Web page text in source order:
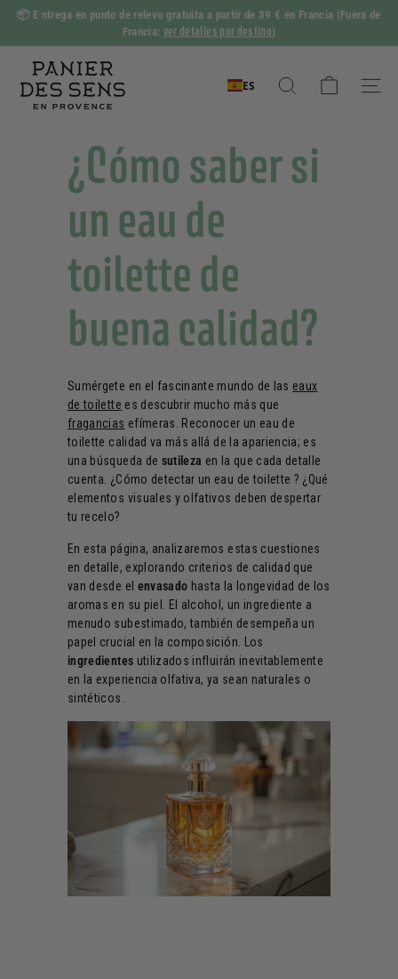
contenido
Pase
de
Pausa
📦 E ntrega en punto de relevo gratuita a partir de 39 € en Francia (Fuera de
Francia: ver detalles por destino)
a
ES
Buscar en
¿Cómo saber si
un eau de
toilette de
buena calidad?
Sumérgete en el fascinante mundo de las eaux
de toilette es descubrir mucho más que
fragancias efímeras. Reconocer un eau de
toilette calidad va más allá de la apariencia; es
una búsqueda de sutileza en la que cada detalle
cuenta. ¿Cómo detectar un eau de toilette ? ¿Qué
elementos visuales y olfativos deben despertar
tu recelo?
En esta página, analizaremos estas cuestiones
en detalle, explorando criterios de calidad que
van desde el envasado hasta la longevidad de los
aromas en su piel. El alcohol, un ingrediente a
menudo subestimado, también desempeña un
papel crucial en la composición. Los
ingredientes utilizados influirán inevitablemente
en la experiencia olfativa, ya sean naturales o
sintéticos.